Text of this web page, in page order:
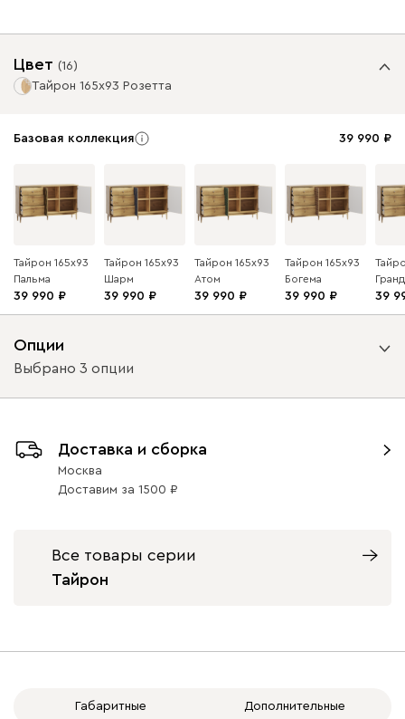
Цвет (16)
Тайрон 165x93 Розетта
Базовая коллекция 39 990
Тайрон 165x93
Пальма ​
39 990
Тайрон 165x93
Шарм ​
39 990
Тайрон 165x93
Атом
39 990
Тайрон 165x93
Богема ​
39 990 39
Опции
Выбрано 3 опции
без доводчиков с доводчиками
Вариант исполнения
Доставка и сборка
Москва
Доставим за 1500
Все товары серии
Тайрон
Габаритные Дополнительные